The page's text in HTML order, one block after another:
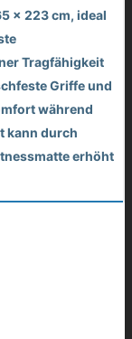
x 223 cm, ideal
Tragfähigkeit
Griffe und
während
kann durch
erhöht